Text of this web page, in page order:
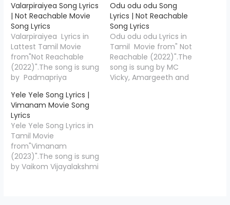
Valarpiraiyea Song Lyrics
| Not Reachable Movie
Song Lyrics
Valarpiraiyea Lyrics in
Lattest Tamil Movie
from"Not Reachable
(2022)".The song is sung
by Padmapriya
is composed by Charan
Kumar, Valarpiraiyea
Song Lyrics is penned
down by " Udumalai
Pravin",Starring Vishwa,
Sai Dhanya, Shuba
Devaraj, Vijayan, Kadhal
Saravanan, Birla Bose,
Odu odu odu Song
Lyrics | Not Reachable
Song Lyrics
Odu odu odu Lyrics in
Tamil Movie from" Not
Reachable (2022)".The
song is sung by MC
Vicky, Amargeeth and
Yele Yele Song Lyrics |
Vimanam Movie Song
Lyrics
Yele Yele Song Lyrics in
Tamil Movie
from"Vimanam
(2023)".The song is sung
by Vaikom Vijayalakshmi